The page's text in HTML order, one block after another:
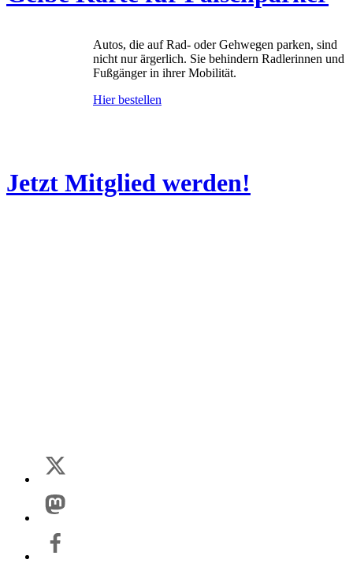
Autos, die auf Rad- oder Gehwegen parken, sind
nicht nur ärgerlich. Sie behindern Radlerinnen und
Fußgänger in ihrer Mobilität.
Hier bestellen
Jetzt Mitglied werden!